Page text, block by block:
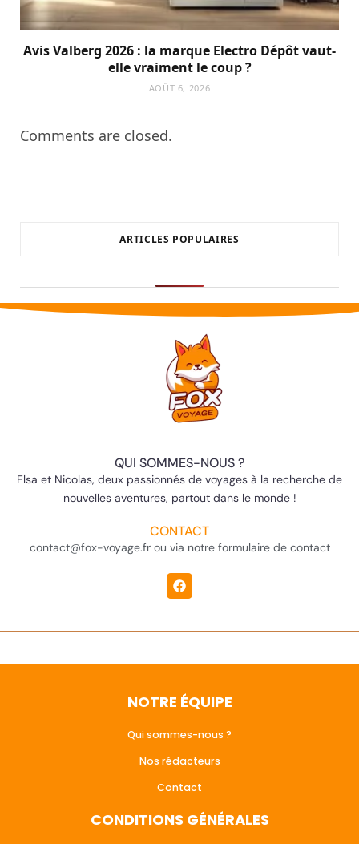
Avis Valberg 2026 : la marque Electro Dépôt vaut-
elle vraiment le coup ?
AOÛT 6, 2026
Comments are closed.
ARTICLES POPULAIRES
QUI SOMMES-NOUS ?
Elsa et Nicolas, deux passionnés de voyages à la recherche de
nouvelles aventures, partout dans le monde !
CONTACT
contact@fox-voyage.fr ou via notre formulaire de contact
NOTRE ÉQUIPE
Qui sommes-nous ?
Nos rédacteurs
Contact
CONDITIONS GÉNÉRALES